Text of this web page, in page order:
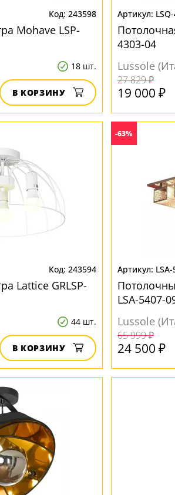
243598
Mohave LSP-
18 шт.
В КОРЗИНУ
4303-04
Lussole
27 829 ₽
19 000 ₽
243594
Lattice GRLSP-
44 шт.
В КОРЗИНУ
-63%
LSA-5407-
Lussole
65 999 ₽
24 500 ₽